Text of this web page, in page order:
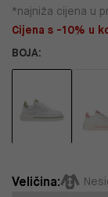
*najniža cijena u
Cijena s -10% u
BOJA:
Veličina: